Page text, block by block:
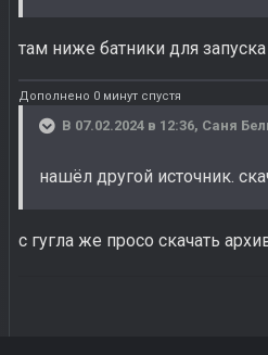
там ниже батники для
Дополнено 0 минут спустя
В 07.02.2024 в 12:36, Саня
нашёл другой источник.
с гугла же просо скачать